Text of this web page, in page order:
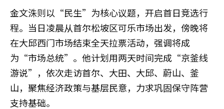
金文洙则以“民生”为核心议题，开启首日竞选行
程。当日凌晨从首尔松坡区可乐市场出发，傍晚将
在大邱西门市场结束全天拉票活动，强调将成
为“市场总统”。他计划用两天时间完成“京釜线
游说”，依次走访首尔、大田、大邱、蔚山、釜
山，聚焦经济政策与基层民意，力求巩固保守阵营
支持基础。